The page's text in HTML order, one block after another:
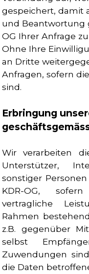
gespeichert, damit
und Beantwortung
OG Ihrer Anfrage
Ohne Ihre
an Dritte
Anfragen, sofern
sind.
Erbringung
Wir verarbeiten
Unterstützer,
sonstiger
KDR-OG,
vertragliche
Rahmen
z.B. gegenüber
selbst
Zuwendungen
die Daten